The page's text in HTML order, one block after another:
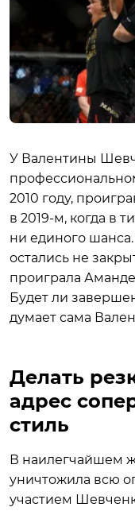
У Валентины
2010 году,
в 2019-м, когда в
ни единого
остались не
проиграла
Будет ли
думает сама
Делать
адрес
стиль
В наилегчайшем
уничтожила всю
участием